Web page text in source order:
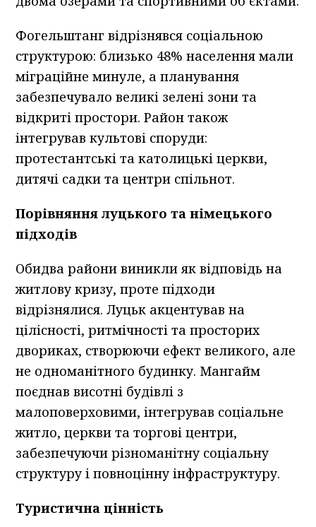
Фогельштанг відрізнявся соціальною
структурою: близько 48% населення мали
міграційне минуле, а планування
забезпечувало великі зелені зони та
відкриті простори. Район також
інтегрував культові споруди:
протестантські та католицькі церкви,
дитячі садки та центри спільнот.
Порівняння луцького та німецького
підходів
Обидва райони виникли як відповідь на
житлову кризу, проте підходи
відрізнялися. Луцьк акцентував на
цілісності, ритмічності та просторих
двориках, створюючи ефект великого, але
не одноманітного будинку. Мангайм
поєднав висотні будівлі з
малоповерховими, інтегрував соціальне
житло, церкви та торгові центри,
забезпечуючи різноманітну соціальну
структуру і повноцінну інфраструктуру.
Туристична цінність